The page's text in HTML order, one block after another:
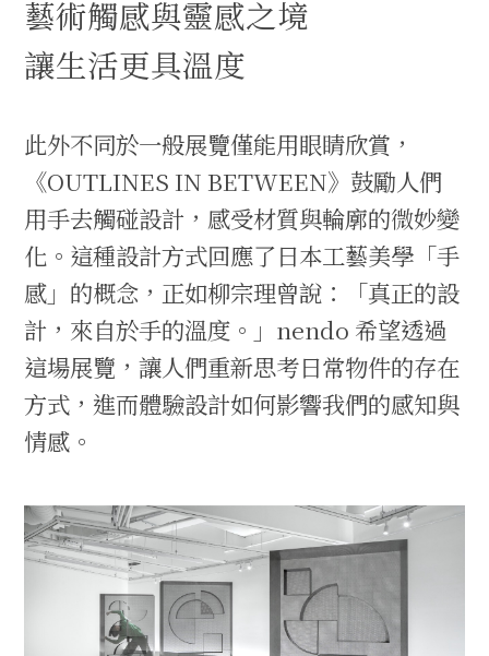
藝術觸感與靈感之境
讓生活更具溫度
此外不同於一般展覽僅能用眼睛欣賞，
《OUTLINES IN BETWEEN》鼓勵人們
用手去觸碰設計，感受材質與輪廓的微妙變
化。這種設計方式回應了日本工藝美學「手
感」的概念，正如柳宗理曾說：「真正的設
計，來自於手的溫度。」nendo 希望透過
這場展覽，讓人們重新思考日常物件的存在
方式，進而體驗設計如何影響我們的感知與
情感。